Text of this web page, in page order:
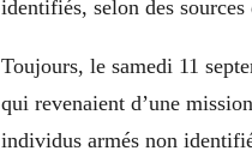
identifiés, selon des
Toujours, le samedi 11
qui revenaient d’une
individus armés non